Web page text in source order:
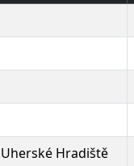
Hradiště